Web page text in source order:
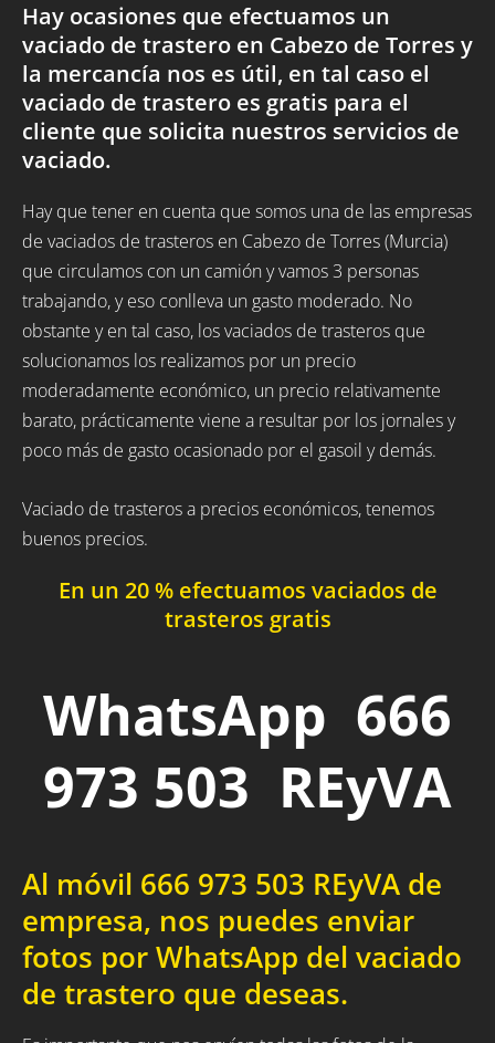
Hay ocasiones que efectuamos un
vaciado de trastero en Cabezo de Torres y
la mercancía nos es útil, en tal caso el
vaciado de trastero es gratis para el
cliente que solicita nuestros servicios de
vaciado.
Hay que tener en cuenta que somos una de las empresas
de vaciados de trasteros en Cabezo de Torres (Murcia)
que circulamos con un camión y vamos 3 personas
trabajando, y eso conlleva un gasto moderado. No
obstante y en tal caso, los vaciados de trasteros que
solucionamos los realizamos por un precio
moderadamente económico, un precio relativamente
barato, prácticamente viene a resultar por los jornales y
poco más de gasto ocasionado por el gasoil y demás.
Vaciado de trasteros a precios económicos, tenemos
buenos precios.
En un 20 % efectuamos vaciados de
trasteros gratis
WhatsApp 666
973 503 REyVA
Al móvil 666 973 503 REyVA de
empresa, nos puedes enviar
fotos por WhatsApp del vaciado
de trastero que deseas.